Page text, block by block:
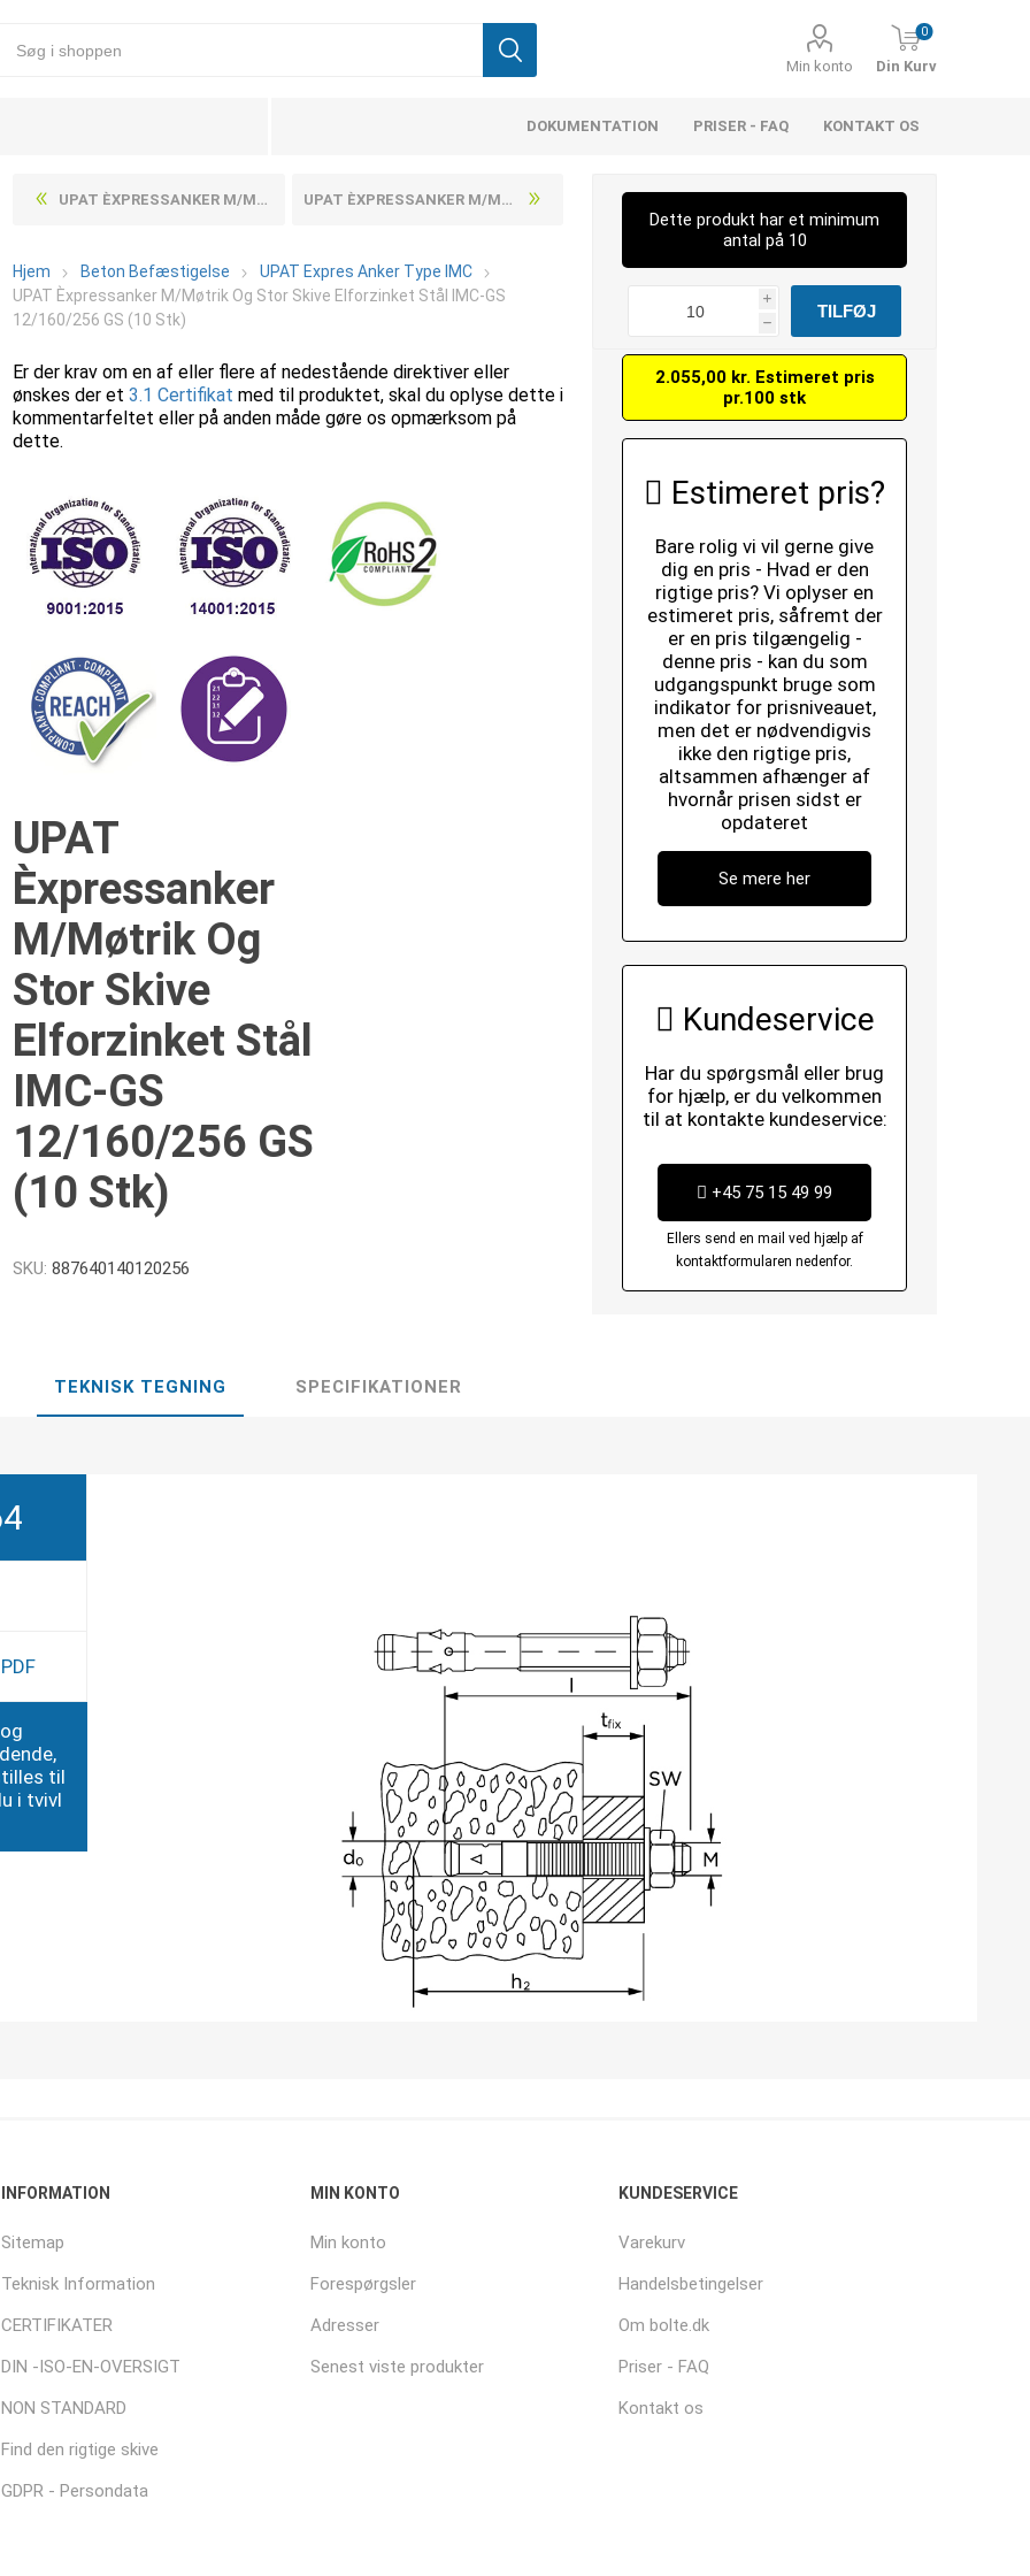
Min konto
0
Din Kurv
DOKUMENTATION PRISER - FAQ KONTAKT OS
UPAT ÈXPRESSANKER M/MØTRIK OG STOR SKIVE ELFORZINKET STÅL IMC-GS 12/140/236 GS (10 STK) UPAT ÈXPRESSANKER M/MØTRIK OG STOR SKIVE ELFORZINKET STÅL IMC-GS 12/180/276 GS (10 STK)
Hjem Beton Befæstigelse
UPAT Expres Anker Type IMC
UPAT Èxpressanker M/Møtrik Og Stor Skive Elforzinket Stål IMC-GS
12/160/256 GS (10 Stk)
Er der krav om en af eller flere af nedestående direktiver eller
ønskes der et3.1 Certifikat med til produktet, skal du oplyse dette i
kommentarfeltet eller på anden måde gøre os opmærksom på
dette.
UPAT
Èxpressanker
M/Møtrik Og
Stor Skive
Elforzinket Stål
IMC-GS
12/160/256 GS
(10 Stk)
SKU: 887640140120256
Dette produkt har et minimum
antal på 10
i
h
2.055,00 kr. Estimeret pris
pr.100 stk
Estimeret pris?
Bare rolig vi vil gerne give
dig en pris - Hvad er den
rigtige pris? Vi oplyser en
estimeret pris, såfremt der
er en pris tilgængelig -
denne pris - kan du som
udgangspunkt bruge som
indikator for prisniveauet,
men det er nødvendigvis
ikke den rigtige pris,
altsammen afhænger af
hvornår prisen sidst er
opdateret
Se mere her
Kundeservice
Har du spørgsmål eller brug
for hjælp, er du velkommen
til at kontakte kundeservice:
+45 75 15 49 99
Ellers send en mail ved hjælp af
kontaktformularen nedenfor.
TEKNISK TEGNING SPECIFIKATIONER
til
i tvivl
INFORMATION
Sitemap
Teknisk Information
CERTIFIKATER
DIN -ISO-EN-OVERSIGT
NON STANDARD
Find den rigtige skive
GDPR - Persondata
MIN KONTO
Min konto
Forespørgsler
Adresser
Senest viste produkter
KUNDESERVICE
Varekurv
Handelsbetingelser
Om bolte.dk
Priser - FAQ
Kontakt os